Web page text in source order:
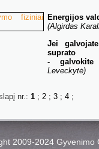
Energijos
(Algirdas
Jei
suprato
-
Leveckytė)
nr.: 1 ; 2 ; 3 ; 4 ;
2009-2024 Gyvenimo